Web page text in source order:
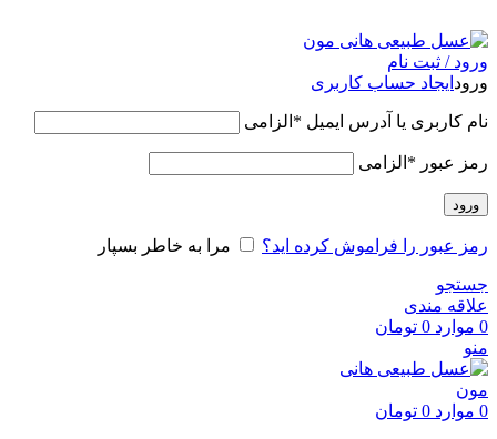
ورود / ثبت نام
ورود ایجاد حساب کاربری
نام کاربری یا آدرس ایمیل * الزامی
رمز عبور * الزامی
ورود
رمز عبور را فراموش کرده اید؟ مرا به خاطر بسپار
جستجو
علاقه مندی
0 موارد 0 تومان
منو
0 موارد 0 تومان